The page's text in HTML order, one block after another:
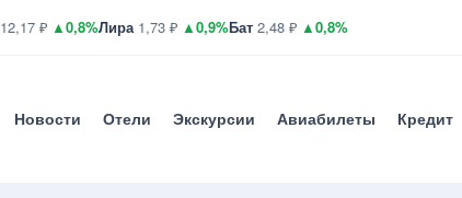
12,17 ₽ ▲0,8%Лира1,73 ₽ ▲0,9%Бат 2,48 ₽ ▲0,8%
Новости Отели Экскурсии Авиабилеты Кредит